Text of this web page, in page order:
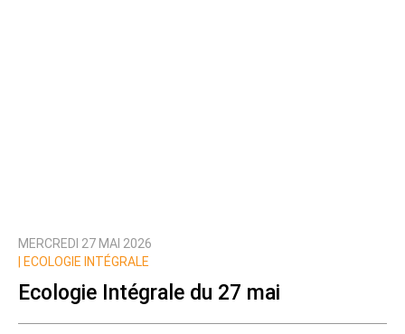
MERCREDI 27 MAI 2026
ECOLOGIE INTÉGRALE
Ecologie Intégrale du 27 mai